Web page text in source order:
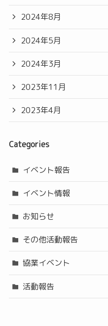
2024年8月
2024年5月
2024年3月
2023年11月
2023年4月
Categories
イベント報告
イベント情報
お知らせ
その他活動報告
協業イベント
活動報告